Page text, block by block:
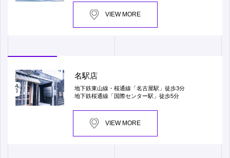
VIEW MORE
名駅店
地下鉄東山線・桜通線「名古屋駅」徒歩3分
地下鉄桜通線「国際センター駅」徒歩5分
VIEW MORE